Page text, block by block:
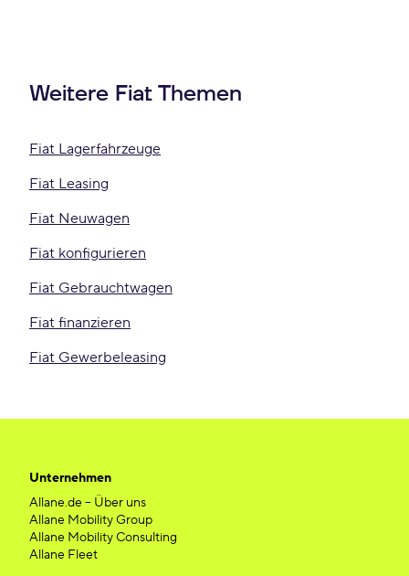
Weitere Fiat Themen
Fiat Lagerfahrzeuge
Fiat Leasing
Fiat Neuwagen
Fiat konfigurieren
Fiat Gebrauchtwagen
Fiat finanzieren
Fiat Gewerbeleasing
Unternehmen
Allane.de – Über uns
Allane Mobility Group
Allane Mobility Consulting
Allane Fleet